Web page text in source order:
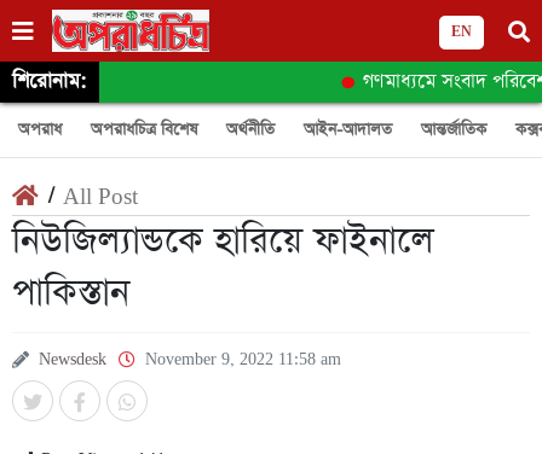
EN
শিরোনাম: গণমাধ্যমে সংবাদ
অপরাধ অপরাধচিত্র বিশেষ অর্থনীতি আইন-আদালত আন্তর্জাতিক
/ All Post
নিউজিল্যান্ডকে হারিয়ে ফাইনালে
পাকিস্তান
Newsdesk November 9, 2022 11:58 am